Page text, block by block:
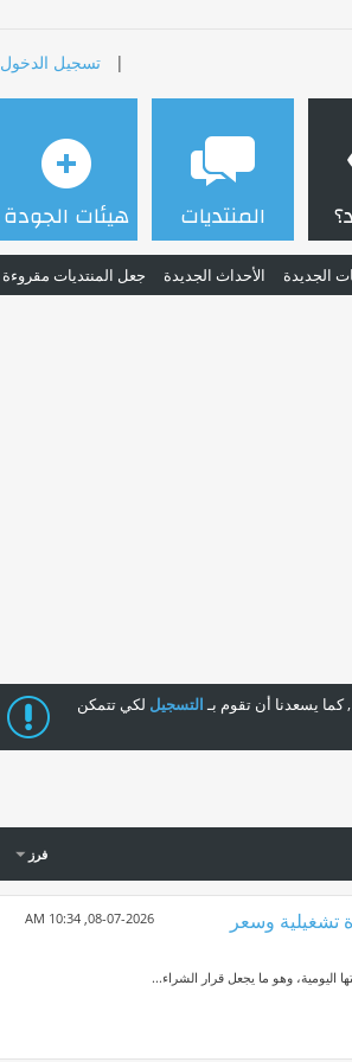
| تسجيل الدخول
الجديدة الأحداث الجديدة جعل المنتديات مقروءة
المنتديات هيئات الجودة
يسعدنا أن تقوم بـالتسجيل لكي تتمكن
فرز
08-07-2026,
10:34 AM
بكفاءة تشغيلية وسعر
اليومية، وهو ما يجعل قرار الشراء...